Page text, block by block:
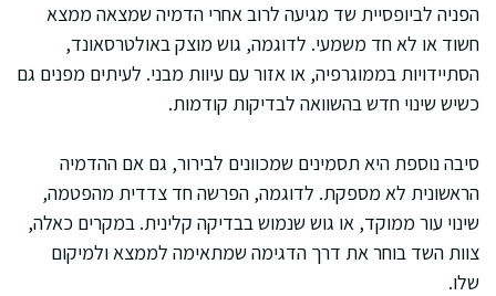
הפניה לביופסיית שד מגיעה לרוב אחרי הדמיה שמצאה ממצא
חשוד או לא חד משמעי. לדוגמה, גוש מוצק באולטרסאונד,
הסתיידויות בממוגרפיה, או אזור עם עיוות מבני. לעיתים מפנים גם
כשיש שינוי חדש בהשוואה לבדיקות קודמות.
סיבה נוספת היא תסמינים שמכוונים לבירור, גם אם ההדמיה
הראשונית לא מספקת. לדוגמה, הפרשה חד צדדית מהפטמה,
שינוי עור ממוקד, או גוש שנמוש בבדיקה קלינית. במקרים כאלה,
צוות השד בוחר את דרך הדגימה שמתאימה לממצא ולמיקום
שלו.